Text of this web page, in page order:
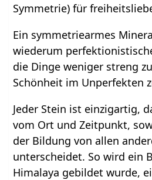
Symmetrie) für
Ein symmetriearmes
wiederum
die Dinge weniger streng
Schönheit im Unperfekten
Jeder Stein ist einzigartig,
vom Ort und Zeitpunkt,
der Bildung von allen
unterscheidet. So wird ein
Himalaya gebildet wurde,